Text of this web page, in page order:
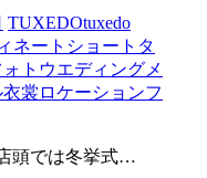
TUXEDOtuxedo
ネート ショート タ
ォトウエディング メ
裳 ロケーションフ
頭では冬挙式…